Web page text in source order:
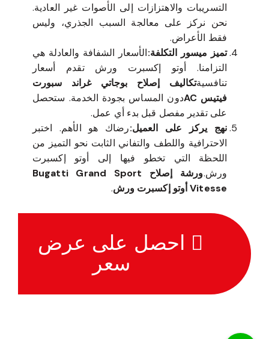
التسريبات والاهتزازات إلى الأصوات غير العادية.
نحن نركز على معالجة السبب الجذري، وليس
فقط الأعراض.
تميز ميسور التكلفة:الأسعار الشفافة والعادلة هي
التزامنا. أوتو إكسبرت ورش تقدم أسعار
تنافسيةتكاليف إصلاح بوجاتي غراند سبورت
فيتيس AC
دون المساس بجودة الخدمة. ستحصل
على تقدير مفصل قبل بدء أي عمل.
نهج يركز على العميل:رضاك هو الأهم. اختبر
الاحترافية واللطف والتفاني الثابت نحو التميز من
اللحظة التي تخطو فيها إلى أوتو إكسبرت
ورش.
ورشة إصلاح Bugatti Grand Sport
Vitesse أوتو إكسبرت ورش
.
احصل على عرض
سعر